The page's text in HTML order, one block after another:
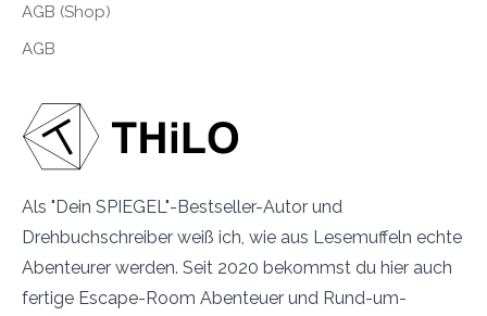
Als "Dein SPIEGEL"-Bestseller-Autor und
Drehbuchschreiber weiß ich, wie aus Lesemuffeln echte
Abenteurer werden. Seit 2020 bekommst du hier auch
fertige Escape-Room Abenteuer und Rund-um-
AGB (Shop)
AGB